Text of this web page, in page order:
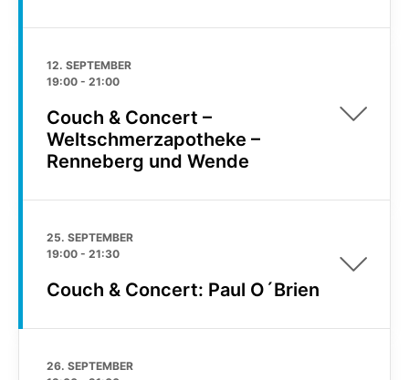
12. SEPTEMBER
19:00 - 21:00
Couch & Concert –
Weltschmerzapotheke –
Renneberg und Wende
25. SEPTEMBER
19:00 - 21:30
Couch & Concert: Paul O´Brien
26. SEPTEMBER